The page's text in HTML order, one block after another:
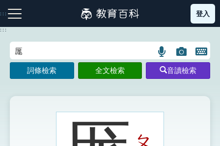
到
主
:::
注音索引圖示 筆畫索引圖示 部首索引表圖示
登入
:::
語
言
搜
示
圖
片
搜
開
鍵
圖
詞條檢索 全文檢索 音讀檢索
ㄆ